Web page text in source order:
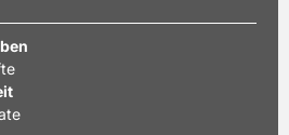
ePaper und lesen Sie den
auf Ihrem Smartphone oder Tablet
Print-Ausgabe.